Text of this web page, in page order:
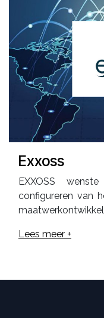
Exxoss
EXXOSS
configureren van
Lees meer +